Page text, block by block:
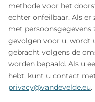
methode voor het
echter onfeilbaar. Als er
met
gevolgen voor u, wordt
gebracht volgens de
worden bepaald. Als u
hebt, kunt u contact
privacy@vandevelde.eu.